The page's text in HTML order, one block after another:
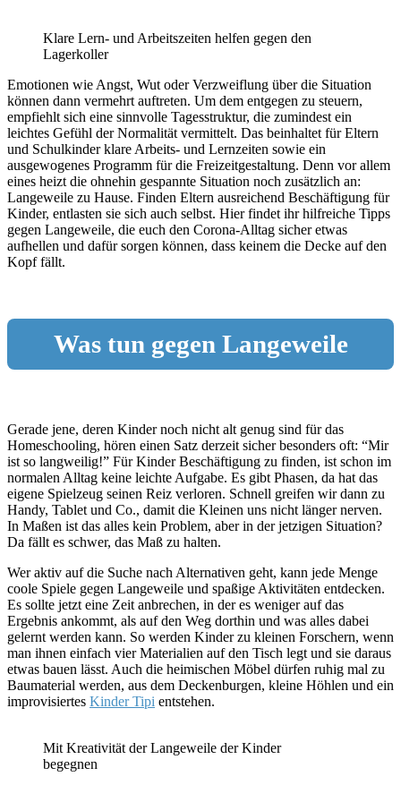
Klare Lern- und Arbeitszeiten helfen gegen den
Lagerkoller
Emotionen wie Angst, Wut oder Verzweiflung über die Situation
können dann vermehrt auftreten. Um dem entgegen zu steuern,
empfiehlt sich eine sinnvolle Tagesstruktur, die zumindest ein
leichtes Gefühl der Normalität vermittelt. Das beinhaltet für Eltern
und Schulkinder klare Arbeits- und Lernzeiten sowie ein
ausgewogenes Programm für die Freizeitgestaltung. Denn vor allem
eines heizt die ohnehin gespannte Situation noch zusätzlich an:
Langeweile zu Hause. Finden Eltern ausreichend Beschäftigung für
Kinder, entlasten sie sich auch selbst. Hier findet ihr hilfreiche Tipps
gegen Langeweile, die euch den Corona-Alltag sicher etwas
aufhellen und dafür sorgen können, dass keinem die Decke auf den
Kopf fällt.
Was tun gegen Langeweile
Gerade jene, deren Kinder noch nicht alt genug sind für das
Homeschooling, hören einen Satz derzeit sicher besonders oft: “Mir
ist so langweilig!” Für Kinder Beschäftigung zu finden, ist schon im
normalen Alltag keine leichte Aufgabe. Es gibt Phasen, da hat das
eigene Spielzeug seinen Reiz verloren. Schnell greifen wir dann zu
Handy, Tablet und Co., damit die Kleinen uns nicht länger nerven.
In Maßen ist das alles kein Problem, aber in der jetzigen Situation?
Da fällt es schwer, das Maß zu halten.
Wer aktiv auf die Suche nach Alternativen geht, kann jede Menge
coole Spiele gegen Langeweile und spaßige Aktivitäten entdecken.
Es sollte jetzt eine Zeit anbrechen, in der es weniger auf das
Ergebnis ankommt, als auf den Weg dorthin und was alles dabei
gelernt werden kann. So werden Kinder zu kleinen Forschern, wenn
man ihnen einfach vier Materialien auf den Tisch legt und sie daraus
etwas bauen lässt. Auch die heimischen Möbel dürfen ruhig mal zu
Baumaterial werden, aus dem Deckenburgen, kleine Höhlen und ein
improvisiertes Kinder Tipi entstehen.
Mit Kreativität der Langeweile der Kinder
begegnen